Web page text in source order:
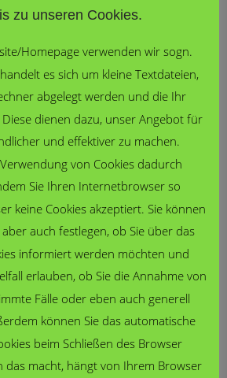
in der Pflege
macht eigentlich eine Pflegefachkraft?
Ausbildungsmöglichkeiten
herzliches Dankeschön an unsere
Sommerwetter richtete unsere
Gesamtschule ihr Sommerfest für
mehr
C. D. Wälzholz
Schülerinnen und Schüler aus
zu unseren Cookies.
Homepage verwenden wir sogn.
es sich um kleine Textdateien,
abgelegt werden und die Ihr
dienen dazu, unser Angebot für
und effektiver zu machen.
von Cookies dadurch
Sie Ihren Internetbrowser so
keine Cookies akzeptiert. Sie können
auch festlegen, ob Sie über das
informiert werden möchten und
erlauben, ob Sie die Annahme von
Fälle oder eben auch generell
können Sie das automatische
beim Schließen des Browser
das macht, hängt von Ihrem Browser